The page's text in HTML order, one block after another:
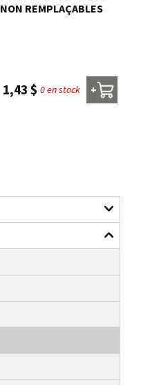
NON REMPLAÇABLES
1,43 $ 0 en stock +